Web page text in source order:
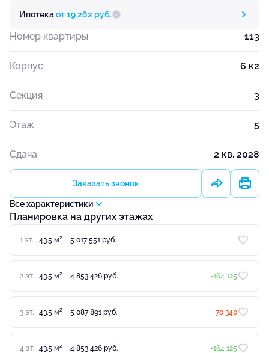
Ипотекаот 19 262 руб.
Номер квартиры 113
Корпус 6 к2
Секция 3
Этаж 5
Сдача 2 кв. 2028
Заказать звонок
Все характеристики
Планировка на других этажах
1 эт. 43.5 м2 5 017 551 руб.
2 эт. 43.5 м2 4 853 426 руб. -164 125
3 эт. 43.5 м2 5 087 891 руб. +70 340
4 эт. 43.5 м2 4 853 426 руб. -164 125